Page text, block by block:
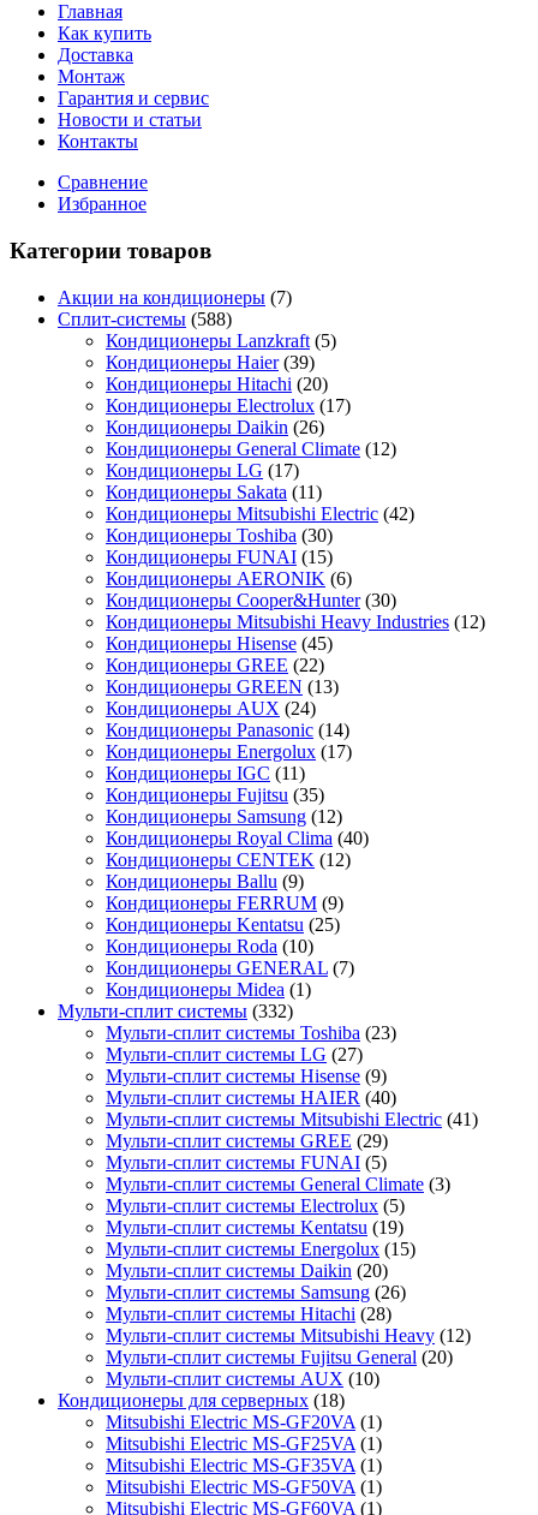
Главная
Как купить
Доставка
Монтаж
Гарантия и сервис
Новости и статьи
Контакты
Сравнение
Избранное
Категории товаров
Акции на кондиционеры (7)
Сплит-системы (588)
Кондиционеры Lanzkraft (5)
Кондиционеры Haier (39)
Кондиционеры Hitachi (20)
Кондиционеры Electrolux (17)
Кондиционеры Daikin (26)
Кондиционеры General Climate (12)
Кондиционеры LG (17)
Кондиционеры Sakata (11)
Кондиционеры Mitsubishi Electric (42)
Кондиционеры Toshiba (30)
Кондиционеры FUNAI (15)
Кондиционеры AERONIK (6)
Кондиционеры Cooper&Hunter (30)
Кондиционеры Mitsubishi Heavy Industries (12)
Кондиционеры Hisense (45)
Кондиционеры GREE (22)
Кондиционеры GREEN (13)
Кондиционеры AUX (24)
Кондиционеры Panasonic (14)
Кондиционеры Energolux (17)
Кондиционеры IGC (11)
Кондиционеры Fujitsu (35)
Кондиционеры Samsung (12)
Кондиционеры Royal Clima (40)
Кондиционеры CENTEK (12)
Кондиционеры Ballu (9)
Кондиционеры FERRUM (9)
Кондиционеры Kentatsu (25)
Кондиционеры Roda (10)
Кондиционеры GENERAL (7)
Кондиционеры Midea (1)
Мульти-сплит системы (332)
Мульти-сплит системы Toshiba (23)
Мульти-сплит системы LG (27)
Мульти-сплит системы Hisense (9)
Мульти-сплит системы HAIER (40)
Мульти-сплит системы Mitsubishi Electric (41)
Мульти-сплит системы GREE (29)
Мульти-сплит системы FUNAI (5)
Мульти-сплит системы General Climate (3)
Мульти-сплит системы Electrolux (5)
Мульти-сплит системы Kentatsu (19)
Мульти-сплит системы Energolux (15)
Мульти-сплит системы Daikin (20)
Мульти-сплит системы Samsung (26)
Мульти-сплит системы Hitachi (28)
Мульти-сплит системы Mitsubishi Heavy (12)
Мульти-сплит системы Fujitsu General (20)
Мульти-сплит системы AUX (10)
Кондиционеры для серверных (18)
Mitsubishi Electric MS-GF20VA (1)
Mitsubishi Electric MS-GF25VA (1)
Mitsubishi Electric MS-GF35VA (1)
Mitsubishi Electric MS-GF50VA (1)
Mitsubishi Electric MS-GF60VA (1)